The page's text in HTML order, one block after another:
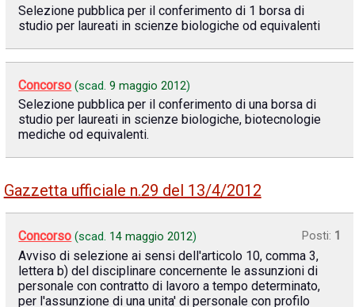
Selezione pubblica per il conferimento di 1 borsa di
studio per laureati in scienze biologiche od equivalenti
Concorso (scad.9 maggio 2012)
Selezione pubblica per il conferimento di una borsa di
studio per laureati in scienze biologiche, biotecnologie
mediche od equivalenti.
Gazzetta ufficiale n.29 del 13/4/2012
Concorso (scad. 14 maggio 2012) Posti: 1
Avviso di selezione ai sensi dell'articolo 10, comma 3,
lettera b) del disciplinare concernente le assunzioni di
personale con contratto di lavoro a tempo determinato,
per l'assunzione di una unita' di personale con profilo